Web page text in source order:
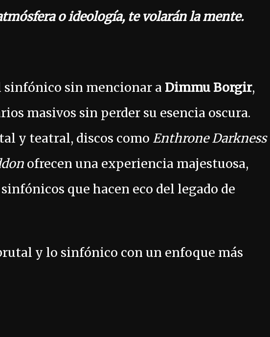
o ideología, te volarán la mente.
sinfónico sin mencionar a Dimmu Borgir,
masivos sin perder su esencia oscura.
y teatral, discos como Enthrone Darkness
ofrecen una experiencia majestuosa,
que hacen eco del legado de
y lo sinfónico con un enfoque más